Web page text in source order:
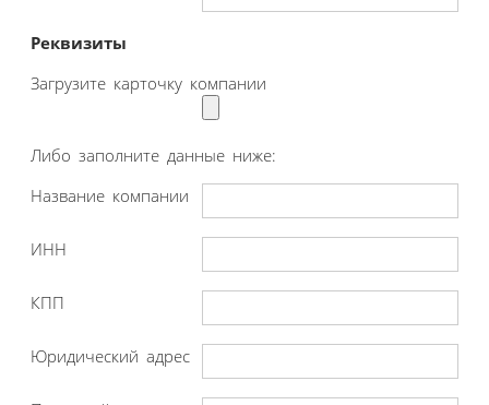
Реквизиты
Загрузите карточку компании
Либо заполните данные ниже:
Название компании
ИНН
КПП
Юридический адрес